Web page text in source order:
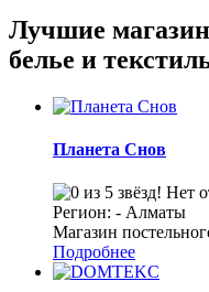
Лучшие
белье и
Планета Снов
Нет
Регион: - Алматы
Магазин
Подробнее